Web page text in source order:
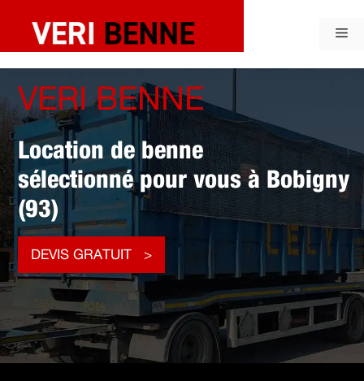
contenu
VERI BENNE
Location de benne
sélectionné pour vous à Bobigny
(93)
DEVIS GRATUIT